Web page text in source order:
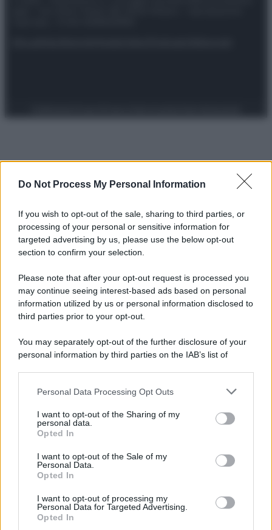
Do Not Process My Personal Information
If you wish to opt-out of the sale, sharing to third parties, or
processing of your personal or sensitive information for
targeted advertising by us, please use the below opt-out
section to confirm your selection.
Please note that after your opt-out request is processed you
may continue seeing interest-based ads based on personal
information utilized by us or personal information disclosed to
third parties prior to your opt-out.
You may separately opt-out of the further disclosure of your
personal information by third parties on the IAB’s list of
This information may also be disclosed by us to third parties
disclose it to other third parties.
Please note that this website/app uses one or more Google
services and may gather and store information including but
not limited to your visit or usage behaviour. You may click to
grant or deny consent to Google and its third-party tags to
consent section.
Personal Data Processing Opt Outs
I want to opt-out of the Sharing of my
personal data.
Opted In
I want to opt-out of the Sale of my
Personal Data.
Opted In
I want to opt-out of processing my
Personal Data for Targeted Advertising.
Opted In